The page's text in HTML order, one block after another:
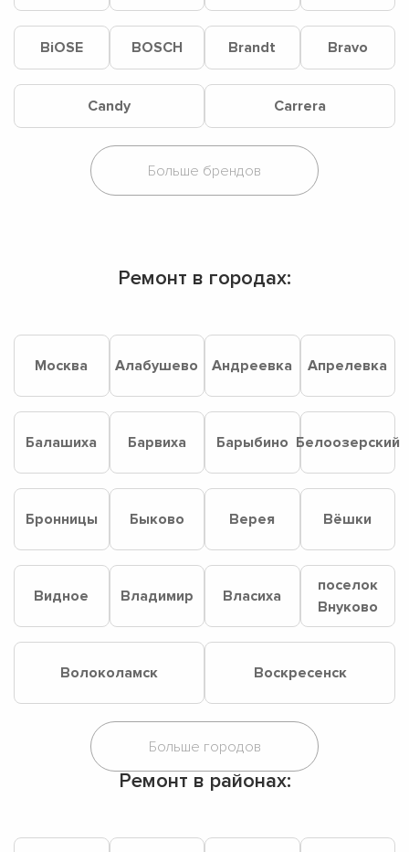
BiOSE BOSCH Brandt Bravo
Candy Carrera
Ремонт в городах:
Москва Алабушево Андреевка Апрелевка
Балашиха Барвиха Барыбино Белоозерский
Бронницы Быково Верея Вёшки
Видное Владимир Власиха
поселок
Внуково
Волоколамск Воскресенск
Ремонт в районах: